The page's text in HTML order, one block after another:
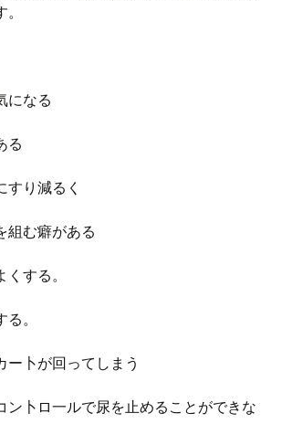
になる
る
すり減るく
組む癖がある
する。
。
ー卜が回ってしまう
ン卜ロ一ルで尿を止めることができな